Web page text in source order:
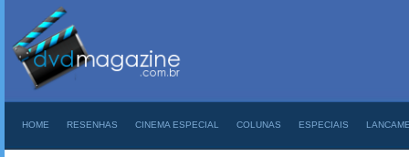
HOME RESENHAS CINEMA ESPECIAL COLUNAS ESPECIAIS